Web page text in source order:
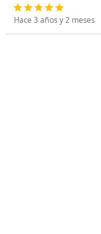
Hace 3 años y 2 meses